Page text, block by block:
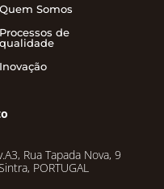
Quem Somos
Processos de
qualidade
Inovação
Rua Tapada Nova, 9
PORTUGAL